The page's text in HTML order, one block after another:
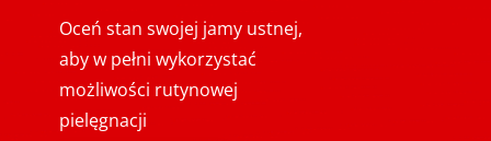
Oceń stan swojej jamy ustnej,
aby w pełni wykorzystać
możliwości rutynowej
pielęgnacji